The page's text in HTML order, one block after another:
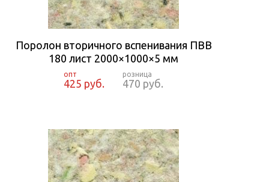
Поролон вторичного вспенивания ПВВ
180 лист 2000×1000×5 мм
425 руб. 470 руб.